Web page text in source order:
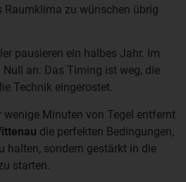
Raumklima zu wünschen übrig
pausieren ein halbes Jahr. Im
an: Das Timing ist weg, die
Technik eingerostet.
Minuten von Tegel entfernt
die perfekten Bedingungen,
halten, sondern gestärkt in die
starten.